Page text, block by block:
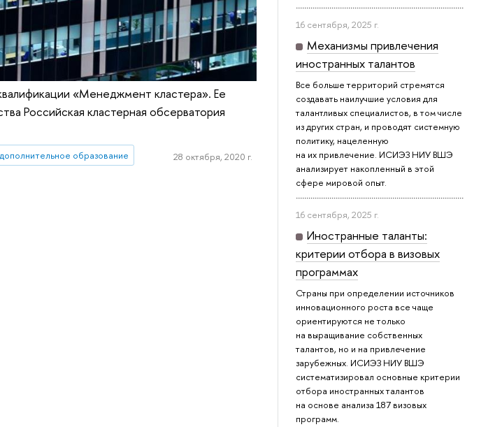
16 сентября, 2025 г.
Механизмы привлечения
иностранных талантов
Все больше территорий стремятся
создавать наилучшие условия для
талантливых специалистов, в том числе
из других стран, и проводят системную
политику, нацеленную
на их привлечение. ИСИЭЗ НИУ ВШЭ
анализирует накопленный в этой
сфере мировой опыт.
16 сентября, 2025 г.
Иностранные таланты:
критерии отбора в визовых
программах
Страны при определении источников
инновационного роста все чаще
ориентируются не только
на выращивание собственных
талантов, но и на привлечение
зарубежных. ИСИЭЗ НИУ ВШЭ
систематизировал основные критерии
отбора иностранных талантов
на основе анализа 187 визовых
программ.
«Менеджмент кластера». Ее
Российская кластерная обсерватория
дополнительное образование 28 октября, 2020 г.